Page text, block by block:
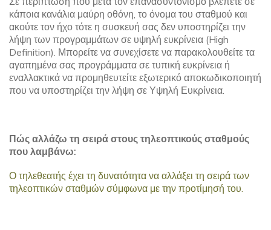
κάποια κανάλια μαύρη οθόνη, το όνομα του σταθμού και
ακούτε τον ήχο τότε η συσκευή σας δεν υποστηρίζει την
λήψη των προγραμμάτων σε υψηλή ευκρίνεια (High
Definition). Μπορείτε να συνεχίσετε να παρακολουθείτε τα
αγαπημένα σας προγράμματα σε τυπική ευκρίνεια ή
εναλλακτικά να προμηθευτείτε εξωτερικό αποκωδικοποιητή
που να υποστηρίζει την λήψη σε Υψηλή Ευκρίνεια.
Πώς αλλάζω τη σειρά στους τηλεοπτικούς σταθμούς
που λαμβάνω:
Ο τηλεθεατής έχει τη δυνατότητα να αλλάξει τη σειρά των
τηλεοπτικών σταθμών σύμφωνα με την προτίμησή του.